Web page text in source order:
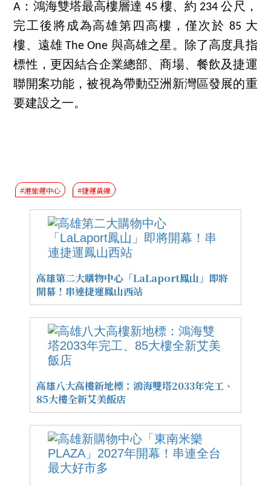
A：鴻海雙塔最高樓層達 45 樓、約 234 公尺，
完工後將成為高雄第四高樓，僅次於 85 大
樓、遠雄 The One 與高雄之星。除了高度具指
標性，更因結合企業總部、商場、餐飲及捷運
聯開案功能，被視為帶動亞洲新灣區發展的重
要建設之一。
#港旅運中心 #捷運黃線
高雄第二大購物中心「LaLaport鳳山」即將
開幕！串連捷運鳳山西站
高雄八大高樓新地標：鴻海雙塔2033年完工、
85大樓全新艾美飯店